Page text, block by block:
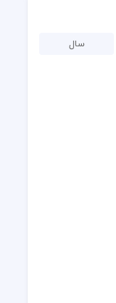
سال